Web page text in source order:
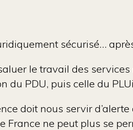
sécurisé…
le travail des
du PDU, puis celle du
doit nous servir d’alerte
France ne peut plus se